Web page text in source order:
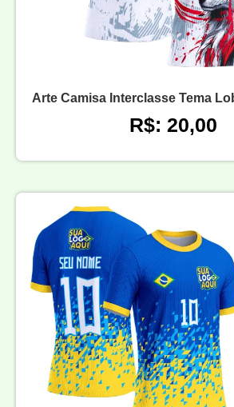
Arte Camisa Interclasse Tema
R$: 20,00